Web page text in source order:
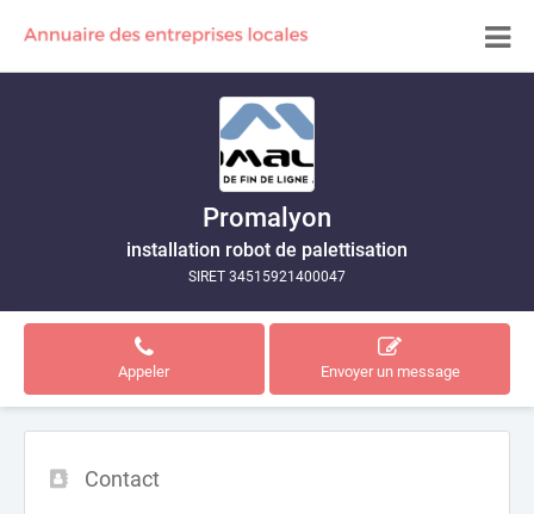
Promalyon
installation robot de palettisation
SIRET 34515921400047
Appeler Envoyer un message
Contact